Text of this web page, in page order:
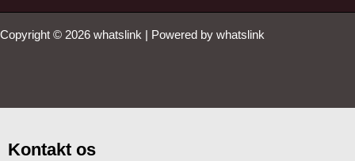
Copyright © 2026 whatslink | Powered by whatslink
Kontakt os